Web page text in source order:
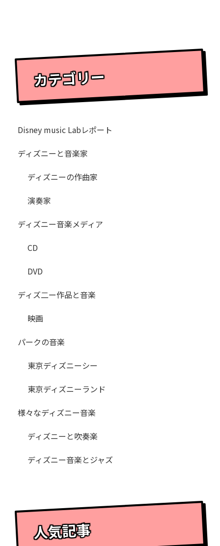
カテゴリー
Disney music Labレポート
ディズニーと音楽家
ディズニーの作曲家
演奏家
ディズニー音楽メディア
CD
DVD
ディズ二ー作品と音楽
映画
パークの音楽
東京ディズニーシー
東京ディズニーランド
様々なディズニー音楽
ディズニーと吹奏楽
ディズニー音楽とジャズ
人気記事